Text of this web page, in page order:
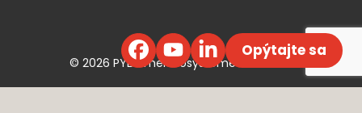
Opýtajte sa
© 2026 PYD-Thermosysteme ECE s. r. o.